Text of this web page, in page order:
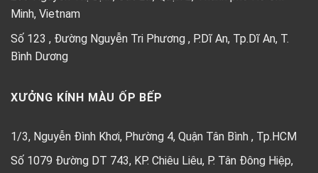
Minh, Vietnam
Số 123 , Đường Nguyễn Tri Phương , P.Dĩ An, Tp.Dĩ An, T.
Bình Dương
XƯỞNG KÍNH MÀU ỐP BẾP
1/3, Nguyễn Đình Khơi, Phường 4, Quận Tân Bình , Tp.HCM
Số 1079 Đường DT 743, KP. Chiêu Liêu, P. Tân Đông Hiệp,